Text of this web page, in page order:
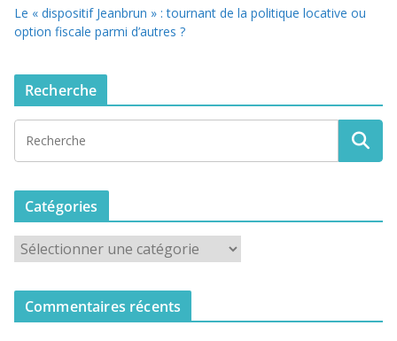
Le « dispositif Jeanbrun » : tournant de la politique locative ou
option fiscale parmi d’autres ?
Recherche
Catégories
t
Commentaires récents